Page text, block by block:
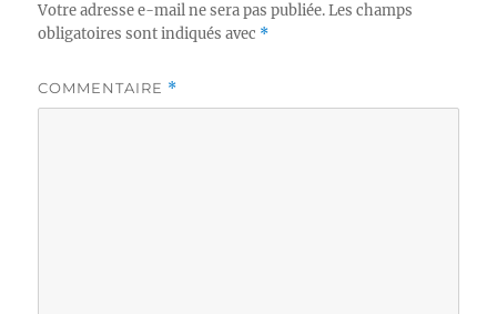
Votre adresse e-mail ne sera pas publiée. Les champs
obligatoires sont indiqués avec *
COMMENTAIRE *